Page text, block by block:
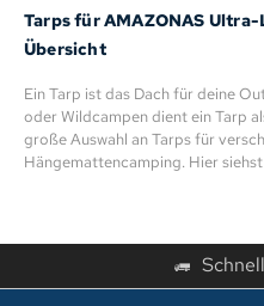
Tarps für AMAZONAS
Übersicht
Ein Tarp ist das Dach für deine
oder Wildcampen dient ein Tarp
große Auswahl an Tarps für
Hängemattencamping. Hier